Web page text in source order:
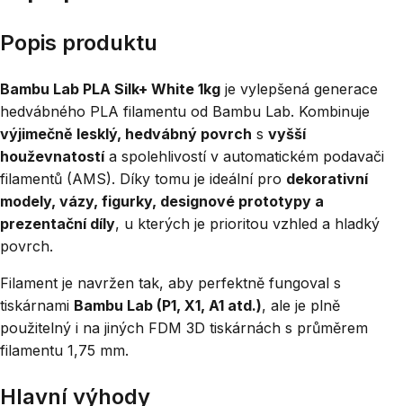
Popis produktu
Bambu Lab PLA Silk+ White 1kg je vylepšená generace
hedvábného PLA filamentu od Bambu Lab. Kombinuje
výjimečně lesklý, hedvábný povrch s vyšší
houževnatostía spolehlivostí v automatickém podavači
filamentů (AMS). Díky tomu je ideální pro dekorativní
modely, vázy, figurky, designové prototypy a
prezentační díly, u kterých je prioritou vzhled a hladký
povrch.
Filament je navržen tak, aby perfektně fungoval s
tiskárnami Bambu Lab (P1, X1, A1 atd.), ale je plně
použitelný i na jiných FDM 3D tiskárnách s průměrem
filamentu 1,75 mm.
Hlavní výhody